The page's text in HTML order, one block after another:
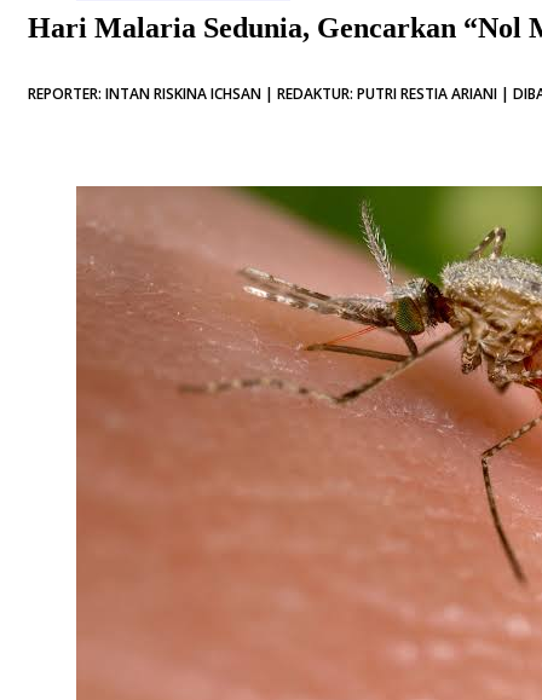
Hari Malaria Sedunia, Gencarkan “Nol
REPORTER: INTAN RISKINA ICHSAN | REDAKTUR: PUTRI RESTIA ARIANI |